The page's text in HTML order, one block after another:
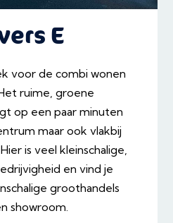
E
voor de combi wonen
ruime, groene
op een paar minuten
maar ook vlakbij
is veel kleinschalige,
en vind je
groothandels
showroom.